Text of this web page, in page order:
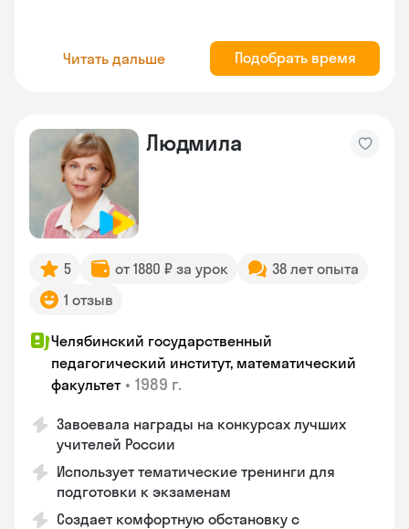
Читать дальше Подобрать время
Людмила
5 от 1880 ₽ за урок
38 лет опыта
1 отзыв
Челябинский государственный
педагогический институт, математический
факультет • 1989 г.
Завоевала награды на конкурсах лучших
учителей России
Использует тематические тренинги для
подготовки к экзаменам
Создает комфортную обстановку с